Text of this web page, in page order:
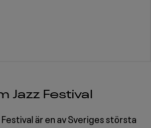
Jazz Festival
är en av Sveriges största